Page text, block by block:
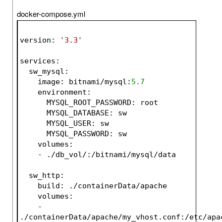
docker-compose.yml
version : '3.3'
services:
  sw_mysql:
    image: bitnami/mysql:
5.7
    environment:
      MYSQL_ROOT_PASSWORD: root
      MYSQL_DATABASE: sw
      MYSQL_USER: sw
      MYSQL_PASSWORD: sw
    volumes:
    - ./db_vol/:/bitnami/mysql/data
  sw_http:
    build: ./containerData/apache
    volumes:
./containerData/apache/my_vhost.conf:/etc/